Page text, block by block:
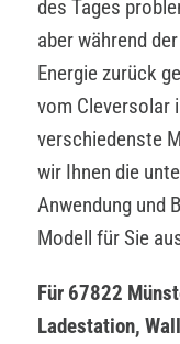
des Tages
aber während
Energie zurück
vom Cleversolar
verschiedenste
wir Ihnen die
Anwendung und
Modell für Sie
Für 67822
Ladestation,